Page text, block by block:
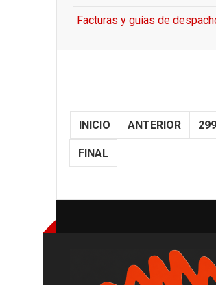
Facturas y guías de
INICIO ANTERIOR 299
FINAL